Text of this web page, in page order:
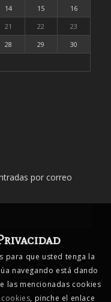
14 15
16
21 22
23
28 29
30
por correo
para que usted tenga la
navegando está dando
las mencionadas cookies
, pinche el enlace